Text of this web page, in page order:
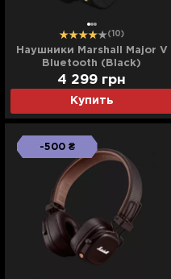
(10)
Наушники Marshall Major V
Bluetooth (Black)
Купить
4 299 грн
-500 ₴